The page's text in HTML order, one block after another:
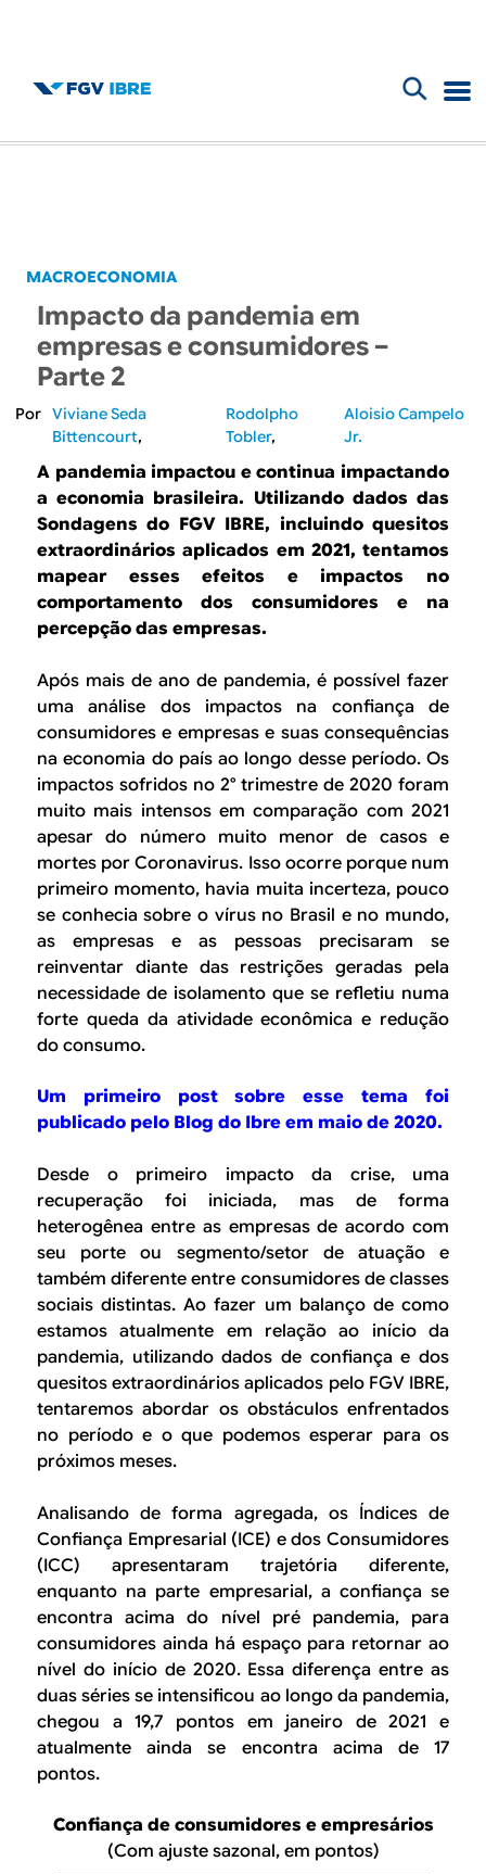
B
g
B
R
o
á
d
e
b
u
s
c
a
MACROECONOMIA
Impacto da pandemia em
empresas e consumidores –
Parte 2
Viviane Seda
Bittencourt
Rodolpho
Tobler
Aloisio Campelo
Jr.
A pandemia impactou e continua impactando
a economia brasileira. Utilizando dados das
Sondagens do FGV IBRE, incluindo quesitos
extraordinários aplicados em 2021, tentamos
mapear esses efeitos e impactos no
comportamento dos consumidores e na
percepção das empresas.
Após mais de ano de pandemia, é possível fazer
uma análise dos impactos na confiança de
consumidores e empresas e suas consequências
na economia do país ao longo desse período. Os
impactos sofridos no 2° trimestre de 2020 foram
muito mais intensos em comparação com 2021
apesar do número muito menor de casos e
mortes por Coronavirus. Isso ocorre porque num
primeiro momento, havia muita incerteza, pouco
se conhecia sobre o vírus no Brasil e no mundo,
as empresas e as pessoas precisaram se
reinventar diante das restrições geradas pela
necessidade de isolamento que se refletiu numa
forte queda da atividade econômica e redução
do consumo.
Um primeiro post sobre esse tema foi
publicado pelo Blog do Ibre em maio de 2020.
Desde o primeiro impacto da crise, uma
recuperação foi iniciada, mas de forma
heterogênea entre as empresas de acordo com
seu porte ou segmento/setor de atuação e
também diferente entre consumidores de classes
sociais distintas. Ao fazer um balanço de como
estamos atualmente em relação ao início da
pandemia, utilizando dados de confiança e dos
quesitos extraordinários aplicados pelo FGV IBRE,
tentaremos abordar os obstáculos enfrentados
no período e o que podemos esperar para os
próximos meses.
Analisando de forma agregada, os Índices de
Confiança Empresarial (ICE) e dos Consumidores
(ICC) apresentaram trajetória diferente,
enquanto na parte empresarial, a confiança se
encontra acima do nível pré pandemia, para
consumidores ainda há espaço para retornar ao
nível do início de 2020. Essa diferença entre as
duas séries se intensificou ao longo da pandemia,
chegou a 19,7 pontos em janeiro de 2021 e
atualmente ainda se encontra acima de 17
pontos.
Confiança de consumidores e empresários
(Com ajuste sazonal, em pontos)